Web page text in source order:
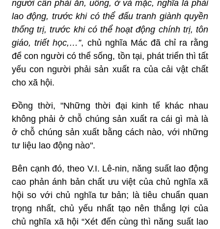
người cần phải ăn, uống, ở và mặc, nghĩa là phải
lao động, trước khi có thể đấu tranh giành quyền
thống trị, trước khi có thể hoạt động chính trị, tôn
giáo, triết học,…”, chủ nghĩa Mác đã chỉ ra rằng
để con người có thể sống, tồn tại, phát triển thì tất
yếu con người phải sản xuất ra của cải vật chất
cho xã hội.
Đồng thời, "Những thời đại kinh tế khác nhau
không phải ở chỗ chúng sản xuất ra cái gì mà là
ở chỗ chúng sản xuất bằng cách nào, với những
tư liệu lao động nào".
Bên cạnh đó, theo V.I. Lê-nin, năng suất lao động
cao phản ánh bản chất ưu việt của chủ nghĩa xã
hội so với chủ nghĩa tư bản; là tiêu chuẩn quan
trọng nhất, chủ yếu nhất tạo nên thắng lợi của
chủ nghĩa xã hội “Xét đến cùng thì năng suất lao